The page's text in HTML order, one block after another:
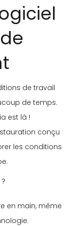
de travail
de temps.
est là !
conçu
les conditions
en main, même